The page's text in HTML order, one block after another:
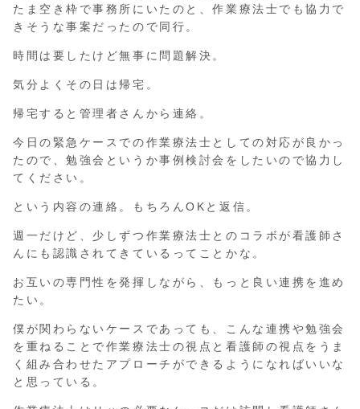
たま空き枠で事務所にいたのと、作業療法士でも協力で
きそうな事案だったので同行。
時間は要したけど無事に問題解決。
気分よくその日は帰宅。
帰宅すると管理者さんから連絡。
今日の緊急ケースでの作業療法士としての対応が良かっ
たので、勉強会というか事例検討会をしたいので協力し
てください。
という内容の連絡。もちろんOKと返信。
週一だけど、少しずつ作業療法士とのコラボが看護師さ
んにも認識されてきているってことかな。
お互いの専門性を発揮しながら、もっと良い連携を進め
たい。
僕が関わらないケースであっても、こんな連携や勉強会
を重ねることで作業療法士の視点と看護師の視点をうま
く組み合わせたアプローチができるようになればいいな
と思っている。